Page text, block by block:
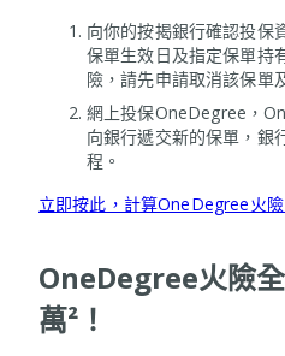
向你的按揭銀行確認投保
保單生效日及指定保單持
險，請先申請取消該保單
網上投保OneDegree，
向銀行遞交新的保單，銀
程。
立即按此，計算OneDegree火
OneDegree火險
萬²！